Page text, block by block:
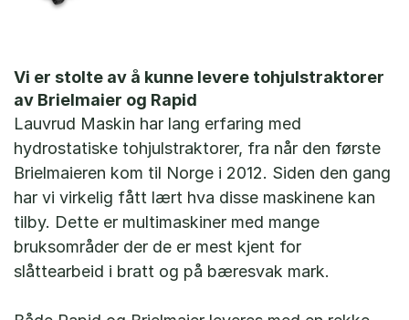
Vi er stolte av å kunne levere tohjulstraktorer
av Brielmaier og Rapid
Lauvrud Maskin har lang erfaring med
hydrostatiske tohjulstraktorer, fra når den første
Brielmaieren kom til Norge i 2012. Siden den gang
har vi virkelig fått lært hva disse maskinene kan
tilby. Dette er multimaskiner med mange
bruksområder der de er mest kjent for
slåttearbeid i bratt og på bæresvak mark.